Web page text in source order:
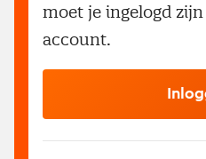
moet je ingelogd
account.